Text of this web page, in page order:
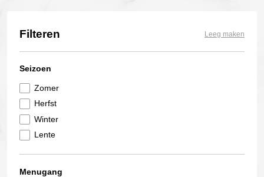
Filteren Leeg maken
Seizoen
Zomer
Herfst
Winter
Lente
Menugang